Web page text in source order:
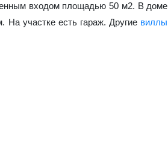
входом площадью 50 м2. В доме
На участке есть гараж. Другие виллы